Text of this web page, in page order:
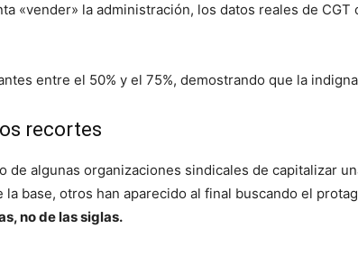
«vender» la administración, los datos reales de CGT
entre el 50% y el 75%, demostrando que la
recortes
de algunas organizaciones sindicales de capitalizar
la base, otros han aparecido al final buscando el
no de las siglas.